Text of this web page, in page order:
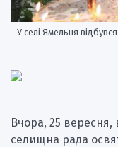
У селі Ямельня
Вчора, 25 вересня,
селищна рада